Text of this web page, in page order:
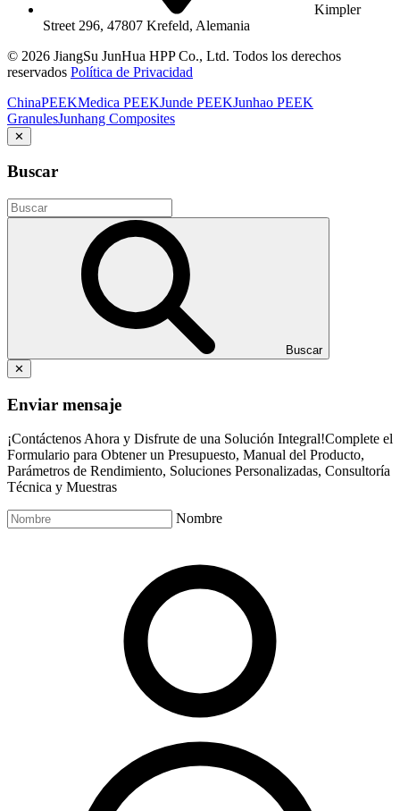
Kimpler
Street 296, 47807 Krefeld, Alemania
© 2026 JiangSu JunHua HPP Co., Ltd. Todos los derechos
reservados Política de Privacidad
ChinaPEEKMedica PEEKJunde PEEKJunhao PEEK
GranulesJunhang Composites
✕
Buscar
Buscar
✕
Enviar mensaje
¡Contáctenos Ahora y Disfrute de una Solución Integral!Complete el
Formulario para Obtener un Presupuesto, Manual del Producto,
Parámetros de Rendimiento, Soluciones Personalizadas, Consultoría
Técnica y Muestras
Nombre